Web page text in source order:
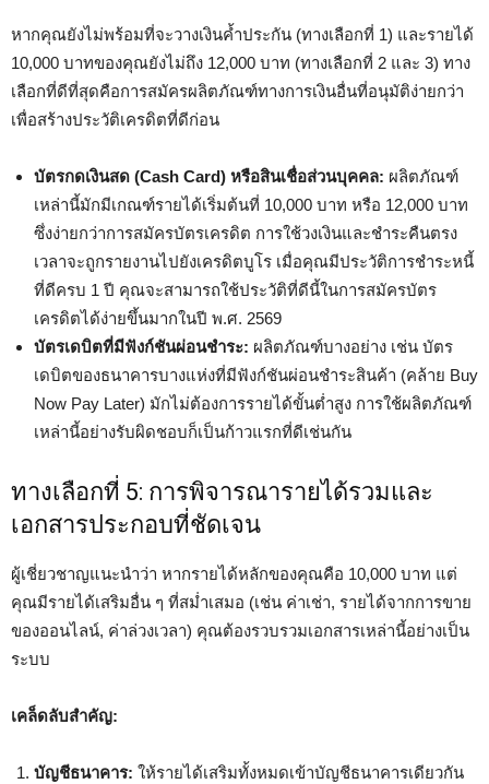
หากคุณยังไม่พร้อมที่จะวางเงินค้ำประกัน (ทางเลือกที่ 1) และรายได้
10,000 บาทของคุณยังไม่ถึง 12,000 บาท (ทางเลือกที่ 2 และ 3) ทาง
เลือกที่ดีที่สุดคือการสมัครผลิตภัณฑ์ทางการเงินอื่นที่อนุมัติง่ายกว่า
เพื่อสร้างประวัติเครดิตที่ดีก่อน
บัตรกดเงินสด (Cash Card) หรือสินเชื่อส่วนบุคคล: ผลิตภัณฑ์
เหล่านี้มักมีเกณฑ์รายได้เริ่มต้นที่ 10,000 บาท หรือ 12,000 บาท
ซึ่งง่ายกว่าการสมัครบัตรเครดิต การใช้วงเงินและชำระคืนตรง
เวลาจะถูกรายงานไปยังเครดิตบูโร เมื่อคุณมีประวัติการชำระหนี้
ที่ดีครบ 1 ปี คุณจะสามารถใช้ประวัติที่ดีนี้ในการสมัครบัตร
เครดิตได้ง่ายขึ้นมากในปี พ.ศ. 2569
บัตรเดบิตที่มีฟังก์ชันผ่อนชำระ: ผลิตภัณฑ์บางอย่าง เช่น บัตร
เดบิตของธนาคารบางแห่งที่มีฟังก์ชันผ่อนชำระสินค้า (คล้าย Buy
Now Pay Later) มักไม่ต้องการรายได้ขั้นต่ำสูง การใช้ผลิตภัณฑ์
เหล่านี้อย่างรับผิดชอบก็เป็นก้าวแรกที่ดีเช่นกัน
ทางเลือกที่ 5: การพิจารณารายได้รวมและ
เอกสารประกอบที่ชัดเจน
ผู้เชี่ยวชาญแนะนำว่า หากรายได้หลักของคุณคือ 10,000 บาท แต่
คุณมีรายได้เสริมอื่น ๆ ที่สม่ำเสมอ (เช่น ค่าเช่า, รายได้จากการขาย
ของออนไลน์, ค่าล่วงเวลา) คุณต้องรวบรวมเอกสารเหล่านี้อย่างเป็น
ระบบ
เคล็ดลับสำคัญ:
บัญชีธนาคาร: ให้รายได้เสริมทั้งหมดเข้าบัญชีธนาคารเดียวกัน